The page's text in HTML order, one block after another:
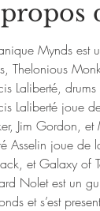
Mynds est
Thelonious
Laliberté,
Laliberté joue
Jim Gordon,
Asselin joue de
et Galaxy of
Nolet est un
et s’est